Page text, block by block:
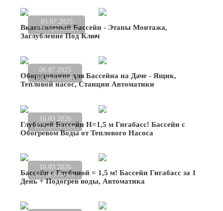
05.07.2025
1305 просмотров
Вкапываемый Бассейн - Этапы Монтажа,
Заглубление Под Ключ
06.07.2025
251 просмотров
Оборудование для Бассейна на Даче - Ящик,
Тепловой насос, Станции Автоматики
16.03.2026
822 просмотров
Глубокий Бассейн Н=1,5 м Гигабасс! Бассейн с
Обогревом Воды от Теплового Насоса
16.03.2026
521 просмотров
Бассейн с Глубиной = 1,5 м! Бассейн Гигабасс за 1
День + Подогрев воды, Автоматика